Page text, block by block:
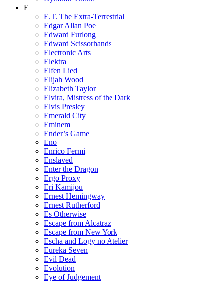
E
E.T. The Extra-Terrestrial
Edgar Allan Poe
Edward Furlong
Edward Scissorhands
Electronic Arts
Elektra
Elfen Lied
Elijah Wood
Elizabeth Taylor
Elvira, Mistress of the Dark
Elvis Presley
Emerald City
Eminem
Ender’s Game
Eno
Enrico Fermi
Enslaved
Enter the Dragon
Ergo Proxy
Eri Kamijou
Ernest Hemingway
Ernest Rutherford
Es Otherwise
Escape from Alcatraz
Escape from New York
Escha and Logy no Atelier
Eureka Seven
Evil Dead
Evolution
Eye of Judgement